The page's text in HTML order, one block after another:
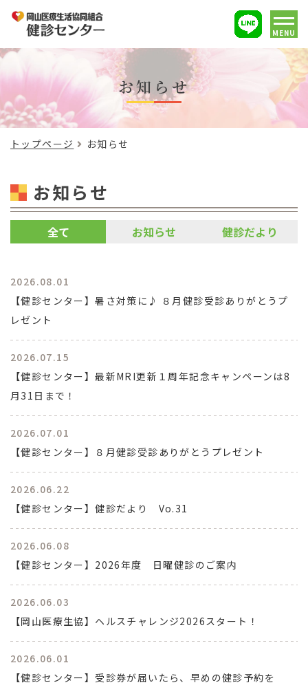
MENU
お知らせ
トップページ お知らせ
お知らせ
全て お知らせ 健診だより
2026.08.01
【健診センター】暑さ対策に♪ ８月健診受診ありがとうプ
レゼント
2026.07.15
【健診センター】最新MRI更新１周年記念キャンペーンは8
月31日まで！
2026.07.01
【健診センター】８月健診受診ありがとうプレゼント
2026.06.22
【健診センター】健診だより Vo.31
2026.06.08
【健診センター】2026年度 日曜健診のご案内
2026.06.03
【岡山医療生協】ヘルスチャレンジ2026スタート！
2026.06.01
【健診センター】受診券が届いたら、早めの健診予約を